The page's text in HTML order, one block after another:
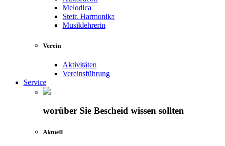
Melodica
Steir. Harmonika
Musiklehrerin
Verein
Aktivitäten
Vereinsführung
Service
worüber Sie Bescheid wissen sollten
Aktuell